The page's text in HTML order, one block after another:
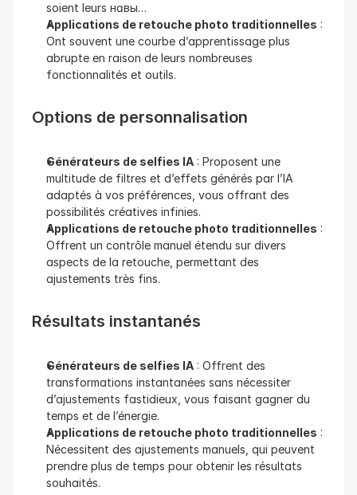
soient leurs навы…
Applications de retouche photo traditionnelles :
Ont souvent une courbe d’apprentissage plus
abrupte en raison de leurs nombreuses
fonctionnalités et outils.
Options de personnalisation
Générateurs de selfies IA : Proposent une
multitude de filtres et d’effets générés par l’IA
adaptés à vos préférences, vous offrant des
possibilités créatives infinies.
Applications de retouche photo traditionnelles :
Offrent un contrôle manuel étendu sur divers
aspects de la retouche, permettant des
ajustements très fins.
Résultats instantanés
Générateurs de selfies IA : Offrent des
transformations instantanées sans nécessiter
d’ajustements fastidieux, vous faisant gagner du
temps et de l’énergie.
Applications de retouche photo traditionnelles :
Nécessitent des ajustements manuels, qui peuvent
prendre plus de temps pour obtenir les résultats
souhaités.